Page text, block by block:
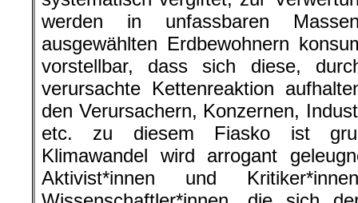
werden in unfassbaren
ausgewählten Erdbewohnern
vorstellbar, dass sich diese,
verursachte Kettenreaktion
den Verursachern, Konzernen,
etc. zu diesem Fiasko ist
Klimawandel wird arrogant
Aktivist*innen und